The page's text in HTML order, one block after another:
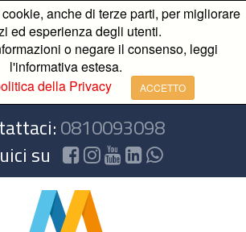
anche di terze parti, per migliorare
ed esperienza degli utenti.
o negare il consenso, leggi
l'informativa estesa.
della Privacy
ACCETTO
0810093098
su